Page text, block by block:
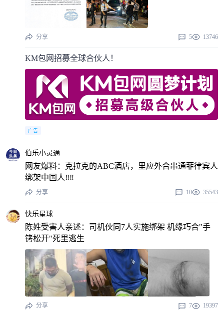
分享 5 13746
KM包网招募全球合伙人！
广告
伯乐小灵通
网友爆料：克拉克的ABC酒店，里应外合串通菲律宾人
绑架中国人‼️‼️
分享 10 35543
快乐星球
陈姓受害人亲述：司机伙同7人实施绑架 机缘巧合"手
铐松开"死里逃生
分享 7 19397